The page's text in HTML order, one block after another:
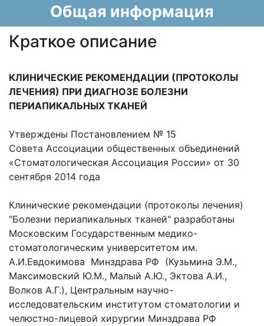
Общая информация
Краткое описание
КЛИНИЧЕСКИЕ РЕКОМЕНДАЦИИ (ПРОТОКОЛЫ
ЛЕЧЕНИЯ) ПРИ ДИАГНОЗЕ БОЛЕЗНИ
ПЕРИАПИКАЛЬНЫХ ТКАНЕЙ
Утверждены Постановлением № 15
Совета Ассоциации общественных объединений
«Стоматологическая Ассоциация России» от 30
сентября 2014 года
Клинические рекомендации (протоколы лечения)
"Болезни периапикальных тканей" разработаны
Московским Государственным медико-
стоматологическим университетом им.
А.И.Евдокимова Минздрава РФ (Кузьмина Э.М.,
Максимовский Ю.М., Малый А.Ю., Эктова А.И.,
Волков А.Г.), Центральным научно-
исследовательским институтом стоматологии и
челюстно-лицевой хирургии Минздрава РФ